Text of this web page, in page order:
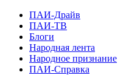
ПАИ-Драйв
ПАИ-ТВ
Блоги
Народная лента
Народное признание
ПАИ-Справка